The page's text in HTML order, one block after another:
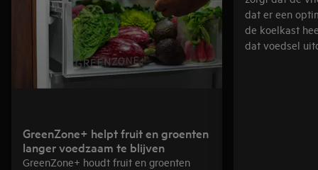
GreenZone+ helpt fruit en groenten
langer voedzaam te blijven
GreenZone+ houdt fruit en groenten
dat er een
de koelkast
dat voedsel